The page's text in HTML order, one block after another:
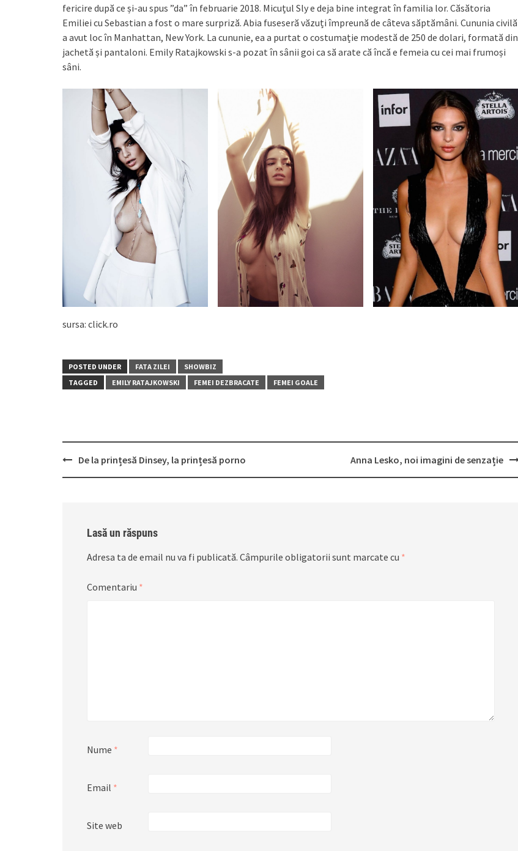
fericire după ce și-au spus ”da” în februarie 2018. Micuțul Sly e deja bine integrat în familia lor. Căsătoria
Emiliei cu Sebastian a fost o mare surpriză. Abia fuseseră văzuți împreună de câteva săptămâni. Cununia civilă
a avut loc în Manhattan, New York. La cununie, ea a purtat o costumație modestă de 250 de dolari, formată din
jachetă și pantaloni. Emily Ratajkowski s-a pozat în sânii goi ca să arate că încă e femeia cu cei mai frumoși
sâni.
sursa: click.ro
POSTED UNDER FATA ZILEI
SHOWBIZ
TAGGED
EMILY RATAJKOWSKI FEMEI DEZBRACATE FEMEI GOALE
PostDe la prințesă Dinsey, la prințesă porno Anna Lesko, noi imagini de senzație
Lasă un răspuns
Adresa ta de email nu va fi publicată. Câmpurile obligatorii sunt marcate cu *
Comentariu *
Nume *
Email *
Site web